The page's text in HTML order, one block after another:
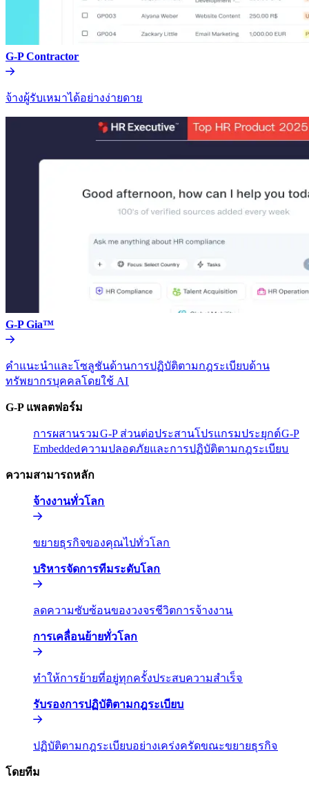
G-P Contractor​​
จ้างผู้รับเหมาได้อย่างง่ายดาย​​
G-P Gia™​​
คำแนะนำและโซลูชันด้านการปฏิบัติตามกฎระเบียบด้าน
ทรัพยากรบุคคลโดยใช้ AI​​
G-P แพลตฟอร์ม​​
การผสานรวม​​G-P ส่วนต่อประสานโปรแกรมประยุกต์​​G-P
Embedded​​ความปลอดภัยและการปฏิบัติตามกฎระเบียบ​​
ความสามารถหลัก​​
จ้างงานทั่วโลก​​
ขยายธุรกิจของคุณไปทั่วโลก​​
บริหารจัดการทีมระดับโลก​​
ลดความซับซ้อนของวงจรชีวิตการจ้างงาน​​
การเคลื่อนย้ายทั่วโลก​​
ทำให้การย้ายที่อยู่ทุกครั้งประสบความสำเร็จ​​
รับรองการปฏิบัติตามกฎระเบียบ​​
ปฏิบัติตามกฎระเบียบอย่างเคร่งครัดขณะขยายธุรกิจ​​
โดยทีม​​